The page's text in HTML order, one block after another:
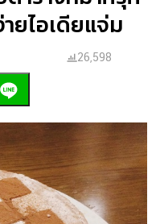
ยไอเดียแจ่ม
26,598